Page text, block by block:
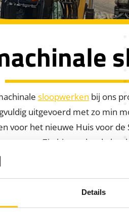
Details
sloopwerken bij ons
uitgevoerd met zo min
voor het nieuwe Huis voor
Zie hieronder de